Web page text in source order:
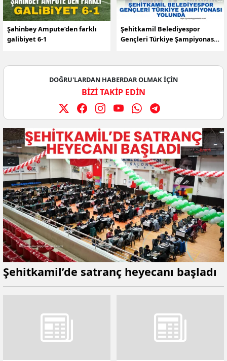
Şahinbey Ampute’den farklı
galibiyet 6-1
Şehitkamil Belediyespor
Gençleri Türkiye Şampiyonası
DOĞRU'LARDAN HABERDAR OLMAK İÇİN
BİZİ TAKİP EDİN
Şehitkamil’de satranç heyecanı başladı